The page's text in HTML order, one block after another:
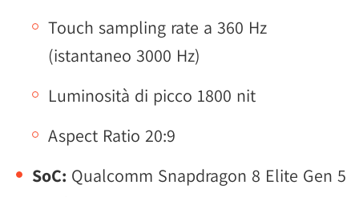
Touch sampling rate a 360 Hz
(istantaneo 3000 Hz)
Luminosità di picco 1800 nit
Aspect Ratio 20:9
SoC: Qualcomm Snapdragon 8 Elite Gen 5